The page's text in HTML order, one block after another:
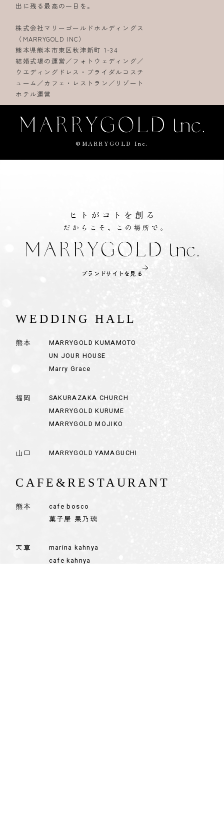
出に残る最高の一日を。
株式会社マリーゴールドホルディングス
（MARRYGOLD INC）
熊本県熊本市東区秋津新町 1-34
結婚式場の運営／フォトウェディング／
ウエディングドレス・ブライダルコスチ
ューム／カフェ・レストラン／リゾート
ホテル運営
©MARRYGOLD Inc.